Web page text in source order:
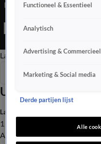
Editie uit seizoen 2025 hier.
Ochtend Editie is een
Late EditieOchtend Editie
Uitzendingen
Seizoen 2025
Laatste nieuws
112
Advies & Tips
Functioneel & Essentieel
Analytisch
Advertising & Commercieel
Marketing & Social media
Derde partijen lijst
Alle